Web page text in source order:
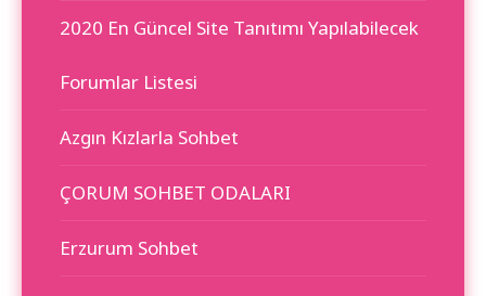
2020 En Güncel Site Tanıtımı Yapılabilecek
Forumlar Listesi
Azgın Kızlarla Sohbet
ÇORUM SOHBET ODALARI
Erzurum Sohbet